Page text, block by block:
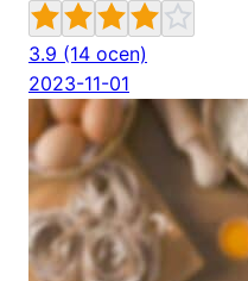
3.9 (14 ocen)
2023-11-01